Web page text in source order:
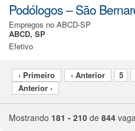
Podólogos – São
Empregos no ABCD-SP
ABCD, SP
Efetivo
‹ Primeiro ‹ Anterior 5
Anterior ›
Mostrando 181 - 210 de 844